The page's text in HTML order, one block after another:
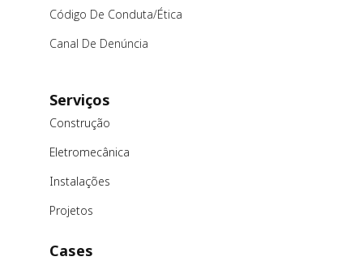
Código De Conduta/ética
Canal De Denúncia
Serviços
Construção
Eletromecânica
Instalações
Projetos
Cases